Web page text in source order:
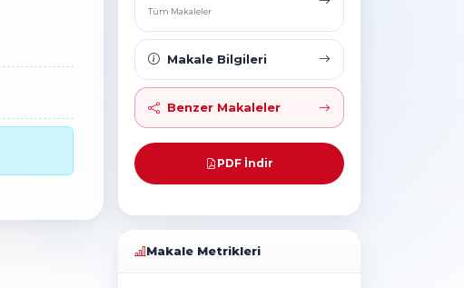
Tüm Makaleler
Makale Bilgileri
Benzer Makaleler
PDF İndir
Makale Metrikleri